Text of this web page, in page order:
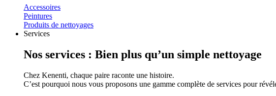
Accessoires
Peintures
Produits de nettoyages
Services
Nos services : Bien plus qu’un simple nettoyage
Chez Kenenti, chaque paire raconte une histoire.
C’est pourquoi nous vous proposons une gamme complète de services pour